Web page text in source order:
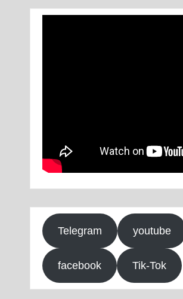
Telegram youtube
facebook Tik-Tok